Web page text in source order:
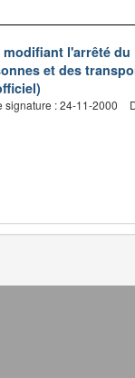
l'arrêté
et des
signature : 24-11-2000